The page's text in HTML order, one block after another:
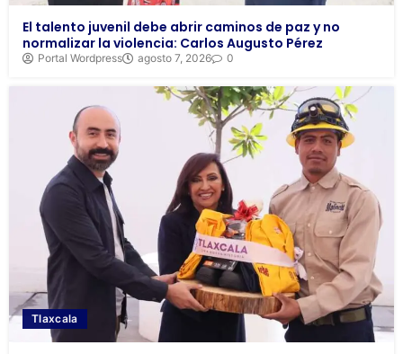
El talento juvenil debe abrir caminos de paz y no
normalizar la violencia: Carlos Augusto Pérez
Portal Wordpress agosto 7, 2026 0
Tlaxcala